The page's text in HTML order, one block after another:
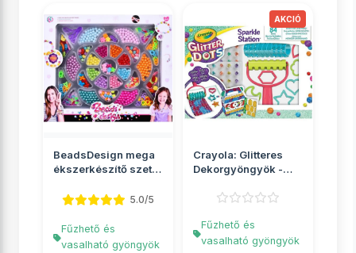
BeadsDesign mega
ékszerkészítő szett
5.0/5
Fűzhető és
vasalható gyöngyök
Crayola: Glitteres
Dekorgyöngyök -
sze...
Fűzhető és
vasalható gyöngyök